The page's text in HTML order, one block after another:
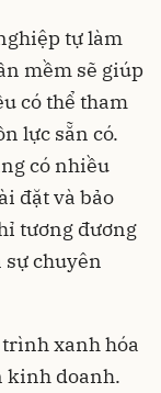
tự làm
mềm sẽ giúp
có thể tham
lực sẵn có.
có nhiều
đặt và bảo
tương đương
chuyên
xanh hóa
kinh doanh.